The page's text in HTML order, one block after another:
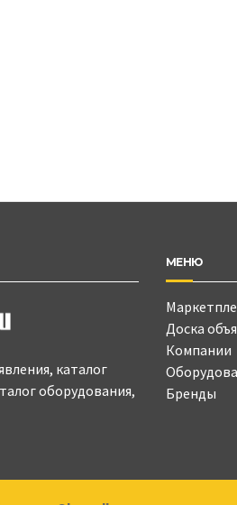
каталог
оборудования,
МЕНЮ
Доска
Компании
Бренды